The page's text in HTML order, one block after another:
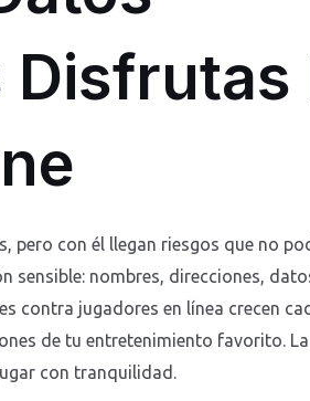
pero con él llegan riesgos que no
sensible: nombres, direcciones,
contra jugadores en línea crecen
de tu entretenimiento favorito.
con tranquilidad.